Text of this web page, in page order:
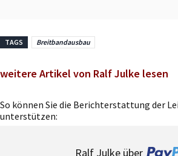
TAGS Breitbandausbau
weitere Artikel von Ralf Julke lesen
So können Sie die Berichterstattung der
unterstützen:
Ralf Julke über